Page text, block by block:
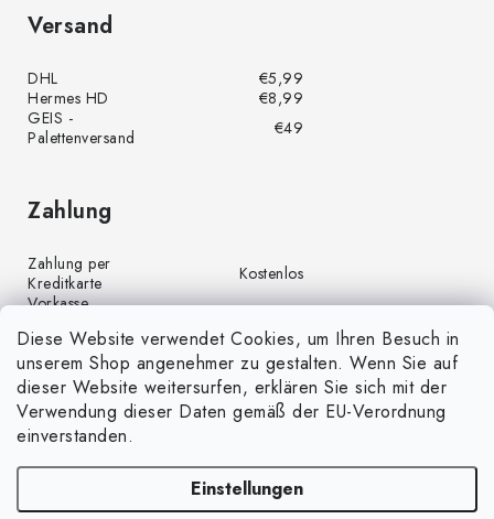
Diese Website verwendet Cookies, um Ihren Besuch in
unserem Shop angenehmer zu gestalten. Wenn Sie auf
dieser Website weitersurfen, erklären Sie sich mit der
Verwendung dieser Daten gemäß der EU-Verordnung
einverstanden.
Einstellungen
Versand
DHL
€5,99
Hermes HD
€8,99
GEIS -
Palettenversand
€49
Zahlung
Zahlung per
Kreditkarte
Kostenlos
Vorkasse
Zahlung per PayPal
Kostenlos
Nachnahme
€4,00